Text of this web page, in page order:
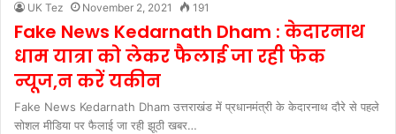
UK Tez November 2, 2021 191
Fake News Kedarnath Dham : केदारनाथ
धाम यात्रा को लेकर फैलाई जा रही फेक
न्यूज,न करें यकीन
Fake News Kedarnath Dham उत्तराखंड में प्रधानमंत्री के केदारनाथ दौरे से पहले
सोशल मीडिया पर फैलाई जा रही झूठी खबर…